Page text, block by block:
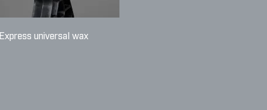
Express universal wax